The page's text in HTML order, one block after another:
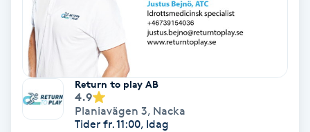
Hot yoga
Hudföryngring
Huduppstramning
Return to play AB
4.9
Planiavägen 3, Nacka
Tider fr. 11:00, Idag